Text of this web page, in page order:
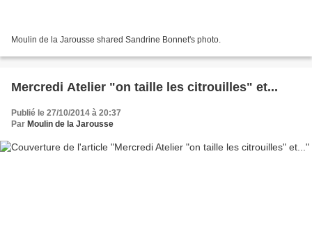
Moulin de la Jarousse shared Sandrine Bonnet's photo.
Mercredi Atelier "on taille les citrouilles" et...
Publié le 27/10/2014 à 20:37
Par Moulin de la Jarousse